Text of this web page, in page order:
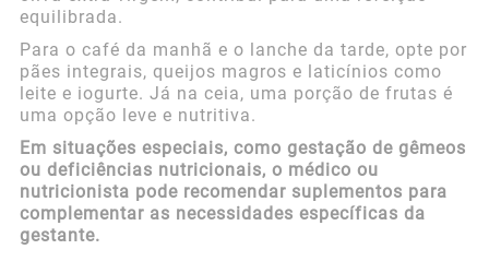
equilibrada.
Para o café da manhã e o lanche da tarde, opte por
pães integrais, queijos magros e laticínios como
leite e iogurte. Já na ceia, uma porção de frutas é
uma opção leve e nutritiva.
Em situações especiais, como gestação de gêmeos
ou deficiências nutricionais, o médico ou
nutricionista pode recomendar suplementos para
complementar as necessidades específicas da
gestante.